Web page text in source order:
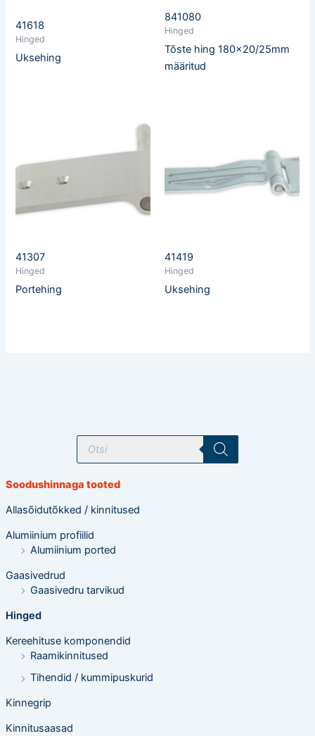
T
o
t
o
t
s
i
n
g
Soodushinnaga tooted
Allasõidutõkked / kinnitused
Alumiinium profiilid
Alumiinium ported
Gaasivedrud
Gaasivedru tarvikud
Hinged
Kereehituse komponendid
Raamikinnitused
Tihendid / kummipuskurid
Kinnegrip
Kinnitusaasad
41618
Hinged
Uksehing
841080
Hinged
Tõste hing 180×20/25mm
määritud
41307
Hinged
Portehing
41419
Hinged
Uksehing